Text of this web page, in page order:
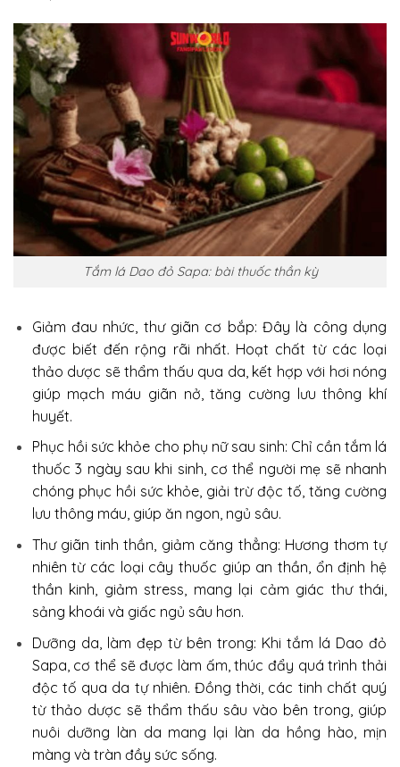
Tắm lá Dao đỏ Sapa: bài thuốc thần kỳ
Giảm đau nhức, thư giãn cơ bắp: Đây là công dụng
được biết đến rộng rãi nhất. Hoạt chất từ các loại
thảo dược sẽ thẩm thấu qua da, kết hợp với hơi nóng
giúp mạch máu giãn nở, tăng cường lưu thông khí
huyết.
Phục hồi sức khỏe cho phụ nữ sau sinh: Chỉ cần tắm lá
thuốc 3 ngày sau khi sinh, cơ thể người mẹ sẽ nhanh
chóng phục hồi sức khỏe, giải trừ độc tố, tăng cường
lưu thông máu, giúp ăn ngon, ngủ sâu.
Thư giãn tinh thần, giảm căng thẳng: Hương thơm tự
nhiên từ các loại cây thuốc giúp an thần, ổn định hệ
thần kinh, giảm stress, mang lại cảm giác thư thái,
sảng khoái và giấc ngủ sâu hơn.
Dưỡng da, làm đẹp từ bên trong: Khi tắm lá Dao đỏ
Sapa, cơ thể sẽ được làm ấm, thúc đẩy quá trình thải
độc tố qua da tự nhiên. Đồng thời, các tinh chất quý
từ thảo dược sẽ thẩm thấu sâu vào bên trong, giúp
nuôi dưỡng làn da mang lại làn da hồng hào, mịn
màng và tràn đầy sức sống.